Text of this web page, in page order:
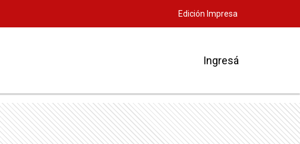
Edición Impresa
Ingresá